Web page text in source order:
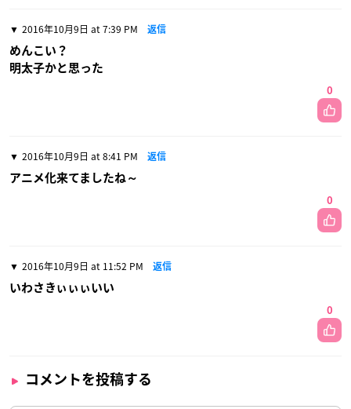
2016年10月9日 at 7:39 PM 返信
めんこい？
明太子かと思った
0
2016年10月9日 at 8:41 PM 返信
アニメ化来てましたね～
0
2016年10月9日 at 11:52 PM 返信
いわさきぃぃぃいい
0
コメントを投稿する